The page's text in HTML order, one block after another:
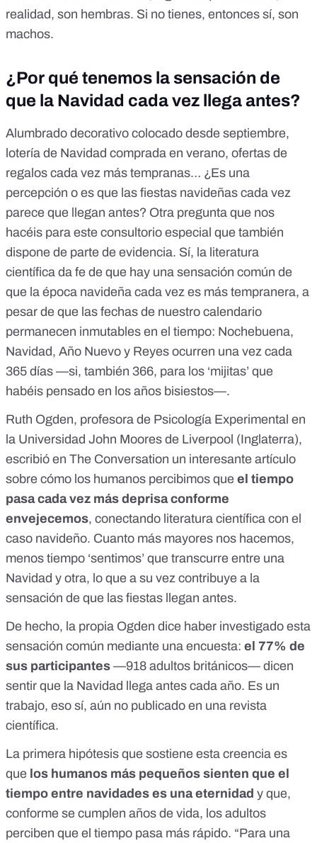
realidad, son hembras. Si no tienes, entonces sí, son
machos.
¿Por qué tenemos la sensación de
que la Navidad cada vez llega antes?
Alumbrado decorativo colocado desde septiembre,
lotería de Navidad comprada en verano, ofertas de
regalos cada vez más tempranas… ¿Es una
percepción o es que las fiestas navideñas cada vez
parece que llegan antes? Otra pregunta que nos
hacéis para este consultorio especial que también
dispone de parte de evidencia. Sí, la literatura
científica da fe de que hay una sensación común de
que la época navideña cada vez es más tempranera, a
pesar de que las fechas de nuestro calendario
permanecen inmutables en el tiempo: Nochebuena,
Navidad, Año Nuevo y Reyes ocurren una vez cada
365 días —si, también 366, para los ‘mijitas’ que
habéis pensado en los años bisiestos—.
Ruth Ogden, profesora de Psicología Experimental en
la Universidad John Moores de Liverpool (Inglaterra),
escribió en The Conversation un interesante artículo
sobre cómo los humanos percibimos que el tiempo
pasa cada vez más deprisa conforme
envejecemos, conectando literatura científica con el
caso navideño. Cuanto más mayores nos hacemos,
menos tiempo ‘sentimos’ que transcurre entre una
Navidad y otra, lo que a su vez contribuye a la
sensación de que las fiestas llegan antes.
De hecho, la propia Ogden dice haber investigado esta
sensación común mediante una encuesta: el 77% de
sus participantes —918 adultos británicos— dicen
sentir que la Navidad llega antes cada año. Es un
trabajo, eso sí, aún no publicado en una revista
científica.
La primera hipótesis que sostiene esta creencia es
que los humanos más pequeños sienten que el
tiempo entre navidades es una eternidad y que,
conforme se cumplen años de vida, los adultos
perciben que el tiempo pasa más rápido. “Para una